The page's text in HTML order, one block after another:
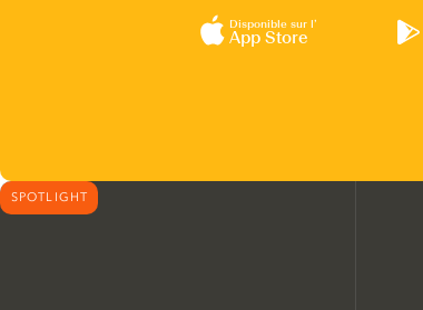
Disponible sur l’
App Store
SPOTLIGHT